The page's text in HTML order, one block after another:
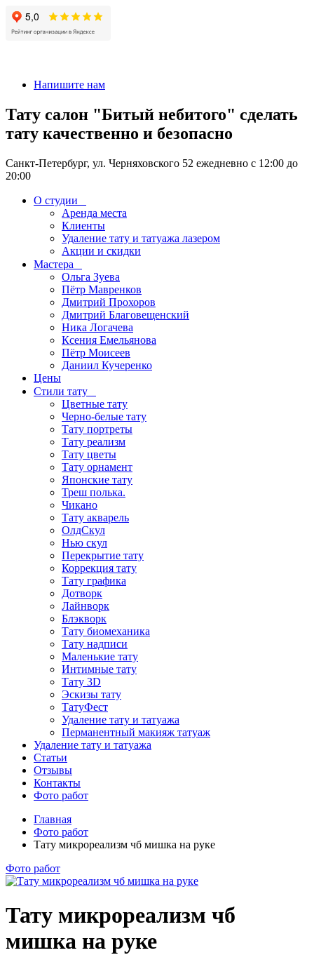
Напишите нам
Тату салон "Битый небитого" сделать
тату качественно и безопасно
Санкт-Петербург, ул. Черняховского 52 ежедневно с 12:00 до
20:00
О студии
Аренда места
Клиенты
Удаление тату и татуажа лазером
Акции и скидки
Мастера
Ольга Зуева
Пётр Мавренков
Дмитрий Прохоров
Дмитрий Благовещенский
Ника Логачева
Ксения Емельянова
Пётр Моисеев
Даниил Кучеренко
Цены
Стили тату
Цветные тату
Черно-белые тату
Тату портреты
Тату реализм
Тату цветы
Тату орнамент
Японские тату
Треш полька.
Чикано
Тату акварель
ОлдСкул
Нью скул
Перекрытие тату
Коррекция тату
Тату графика
Дотворк
Лайнворк
Блэкворк
Тату биомеханика
Тату надписи
Маленькие тату
Интимные тату
Тату 3D
Эскизы тату
ТатуФест
Удаление тату и татуажа
Перманентный макияж татуаж
Удаление тату и татуажа
Статьи
Отзывы
Контакты
Фото работ
Главная
Фото работ
Тату микрореализм чб мишка на руке
Фото работ
Тату микрореализм чб
мишка на руке